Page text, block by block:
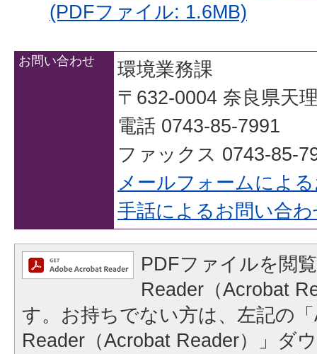
(PDFファイル: 1.6MB)
お問い合わせ
環境業務課
〒632-0004 奈良県天
電話 0743-85-7991
ファックス 0743-85-
メールフォームによ
手話によるお問い合
PDFファイルを閲
Reader（Acrobat
す。お持ちでない方は、左記の
Reader（Acrobat Reader）」ダ